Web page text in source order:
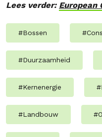
Lees verder: European
#Bossen #
#Duurzaamheid
#Kernenergie #
#Landbouw #